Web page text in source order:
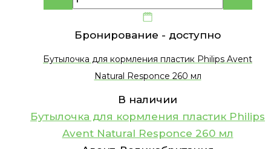
Бронирование - доступно
Бутылочка для кормления пластик Philips Avent
Natural Responce 260 мл
В наличии
Бутылочка для кормления пластик Philips
Avent Natural Responce 260 мл